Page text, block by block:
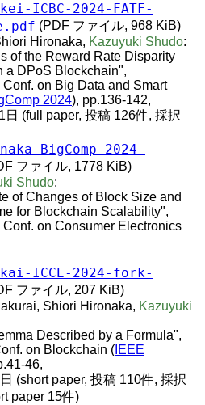
ICBC-2024-FATF-
(PDF ファイル, 968 KiB)
Hironaka, Kazuyuki Shudo:
of the Reward Rate Disparity
a DPoS Blockchain",
on Big Data and Smart
2024), pp.136-142,
(full paper, 投稿 126件, 採択
BigComp-2024-
ファイル, 1778 KiB)
Shudo:
of Changes of Block Size and
for Blockchain Scalability",
on Consumer Electronics
ICCE-2024-fork-
ファイル, 207 KiB)
Shiori Hironaka, Kazuyuki
Described by a Formula",
on Blockchain ( IEEE
46,
(short paper, 投稿 110件, 採択
paper 15件)